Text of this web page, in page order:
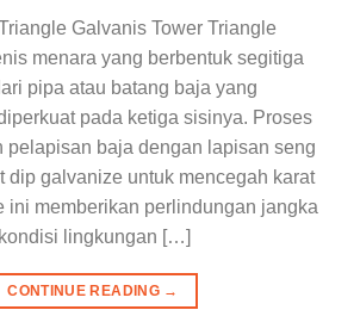
Galvanis Tower Triangle
menara yang berbentuk segitiga
pipa atau batang baja yang
pada ketiga sisinya. Proses
pelapisan baja dengan lapisan seng
dip galvanize untuk mencegah karat
ini memberikan perlindungan jangka
lingkungan […]
CONTINUE READING →